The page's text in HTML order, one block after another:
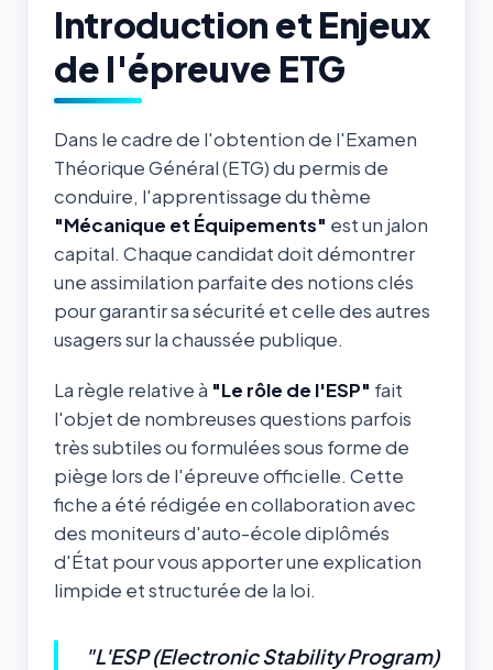
Introduction et Enjeux
de l'épreuve ETG
Dans le cadre de l'obtention de l'Examen
Théorique Général (ETG) du permis de
conduire, l'apprentissage du thème
"Mécanique et Équipements" est un jalon
capital. Chaque candidat doit démontrer
une assimilation parfaite des notions clés
pour garantir sa sécurité et celle des autres
usagers sur la chaussée publique.
La règle relative à "Le rôle de l'ESP" fait
l'objet de nombreuses questions parfois
très subtiles ou formulées sous forme de
piège lors de l'épreuve officielle. Cette
fiche a été rédigée en collaboration avec
des moniteurs d'auto-école diplômés
d'État pour vous apporter une explication
limpide et structurée de la loi.
"L'ESP (Electronic Stability Program)